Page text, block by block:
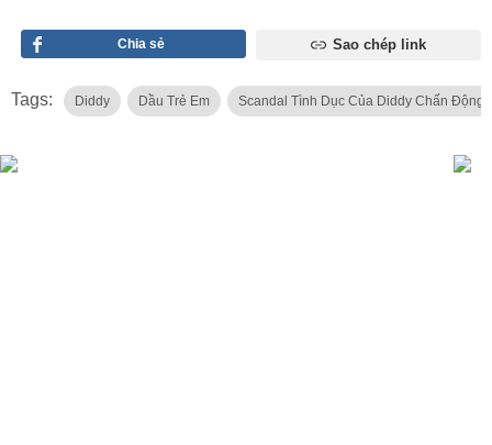
Chia sẻ Sao chép link
Tags: Diddy Dầu Trẻ Em Scandal Tình Dục Của Diddy Chấn Động